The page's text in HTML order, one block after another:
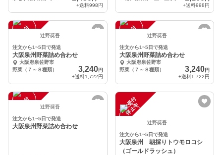
+送料998円
+送料998円
注
文
受
付
停
止 辻野奨吾
注文から1~5日で発送
大阪泉州野菜詰め合わせ
大阪府泉佐野市
野菜（７～８種類）
3,240円
+送料1,722円
注
文
受
付
停
止 辻野奨吾
注文から1~5日で発送
大阪泉州野菜詰め合わせ
大阪府泉佐野市
野菜（７～８種類）
3,240円
+送料1,722円
注
文
受
付
停
止 辻野奨吾
注文から1~5日で発送
大阪泉州野菜詰め合わせ
注
文
受
付
停
止
中
辻野奨吾
注文から1~5日で発送
大阪泉州 朝採りトウモロコシ
（ゴールドラッシュ）